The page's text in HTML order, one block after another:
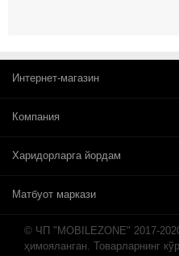
Интернет-магазин
Компания
Харидорларга йордам
Матбуот маркази
© ЧП "MOBILEZONE" 2017-
ҳимояланган. Товарларнинг